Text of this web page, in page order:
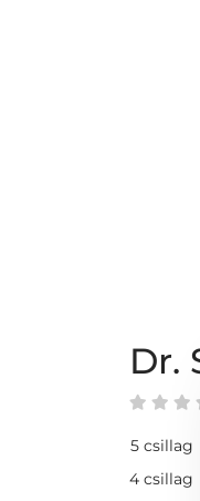
Dr.
5 csillag
4 csillag